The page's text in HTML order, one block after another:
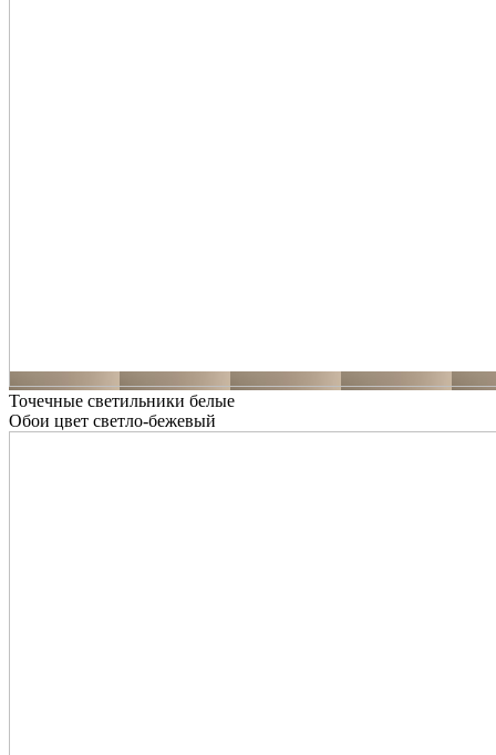
Точечные светильники белые
Обои цвет светло-бежевый